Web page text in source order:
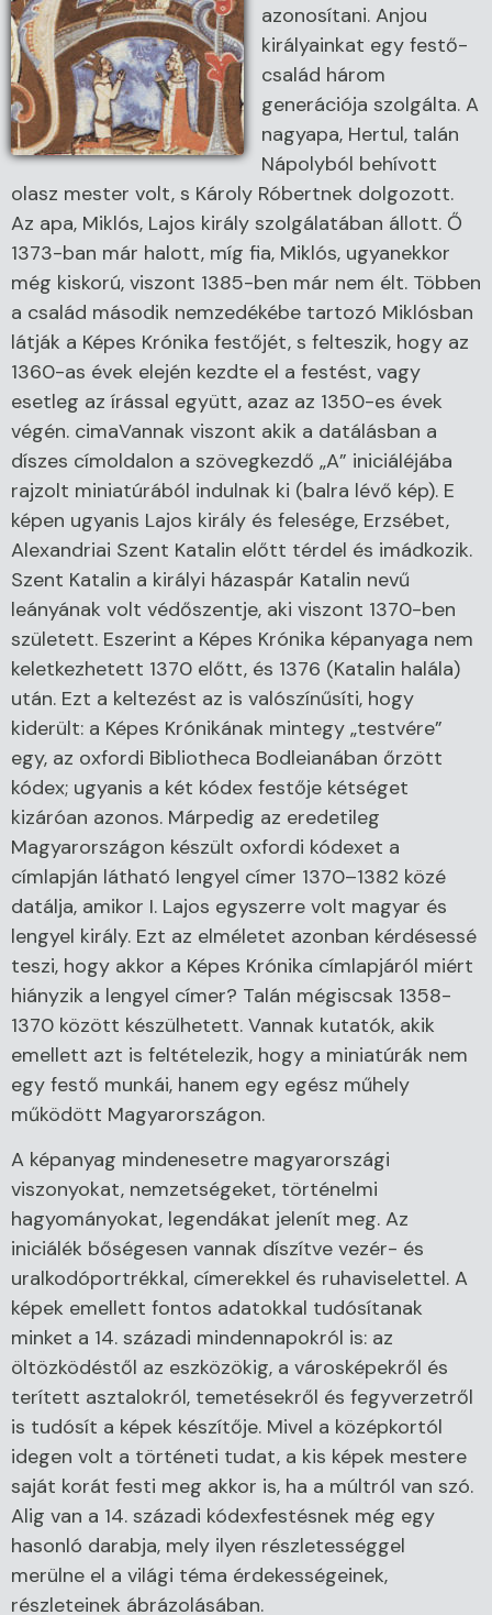
azonosítani. Anjou
királyainkat egy festő-
család három
generációja szolgálta. A
nagyapa, Hertul, talán
Nápolyból behívott
olasz mester volt, s Károly Róbertnek dolgozott.
Az apa, Miklós, Lajos király szolgálatában állott. Ő
1373-ban már halott, míg fia, Miklós, ugyanekkor
még kiskorú, viszont 1385-ben már nem élt. Többen
a család második nemzedékébe tartozó Miklósban
látják a Képes Krónika festőjét, s felteszik, hogy az
1360-as évek elején kezdte el a festést, vagy
esetleg az írással együtt, azaz az 1350-es évek
végén. cimaVannak viszont akik a datálásban a
díszes címoldalon a szövegkezdő „A” iniciáléjába
rajzolt miniatúrából indulnak ki (balra lévő kép). E
képen ugyanis Lajos király és felesége, Erzsébet,
Alexandriai Szent Katalin előtt térdel és imádkozik.
Szent Katalin a királyi házaspár Katalin nevű
leányának volt védőszentje, aki viszont 1370-ben
született. Eszerint a Képes Krónika képanyaga nem
keletkezhetett 1370 előtt, és 1376 (Katalin halála)
után. Ezt a keltezést az is valószínűsíti, hogy
kiderült: a Képes Krónikának mintegy „testvére”
egy, az oxfordi Bibliotheca Bodleianában őrzött
kódex; ugyanis a két kódex festője kétséget
kizáróan azonos. Márpedig az eredetileg
Magyarországon készült oxfordi kódexet a
címlapján látható lengyel címer 1370–1382 közé
datálja, amikor I. Lajos egyszerre volt magyar és
lengyel király. Ezt az elméletet azonban kérdésessé
teszi, hogy akkor a Képes Krónika címlapjáról miért
hiányzik a lengyel címer? Talán mégiscsak 1358-
1370 között készülhetett. Vannak kutatók, akik
emellett azt is feltételezik, hogy a miniatúrák nem
egy festő munkái, hanem egy egész műhely
működött Magyarországon.
A képanyag mindenesetre magyarországi
viszonyokat, nemzetségeket, történelmi
hagyományokat, legendákat jelenít meg. Az
iniciálék bőségesen vannak díszítve vezér- és
uralkodóportrékkal, címerekkel és ruhaviselettel. A
képek emellett fontos adatokkal tudósítanak
minket a 14. századi mindennapokról is: az
öltözködéstől az eszközökig, a városképekről és
terített asztalokról, temetésekről és fegyverzetről
is tudósít a képek készítője. Mivel a középkortól
idegen volt a történeti tudat, a kis képek mestere
saját korát festi meg akkor is, ha a múltról van szó.
Alig van a 14. századi kódexfestésnek még egy
hasonló darabja, mely ilyen részletességgel
merülne el a világi téma érdekességeinek,
részleteinek ábrázolásában.